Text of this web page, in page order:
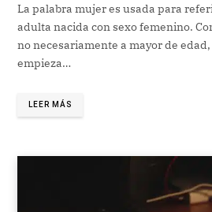
La palabra mujer es usada para
adulta nacida con sexo femenino.
no necesariamente a mayor de
empieza…
LEER MÁS